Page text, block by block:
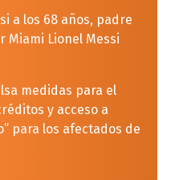
a los 68 años, padre
Miami Lionel Messi
medidas para el
y acceso a
para los afectados de